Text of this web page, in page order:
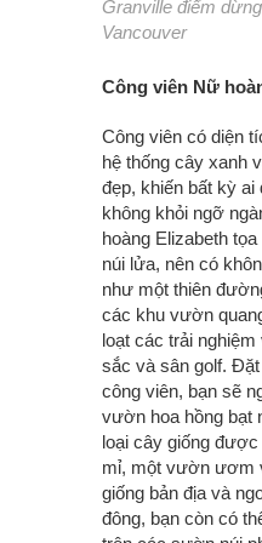
Granville điểm
Vancouver
Công viên Nữ
Công viên có diện
hệ thống cây xanh
đẹp, khiến bất kỳ ai
không khỏi ngỡ
hoàng Elizabeth
núi lửa, nên có
như một thiên
các khu vườn
loạt các trải
sắc và sân golf.
công viên, bạn sẽ
vườn hoa hồng bạt
loại cây giống
mỉ, một vườn ươm
giống bản địa và
đông, bạn còn có